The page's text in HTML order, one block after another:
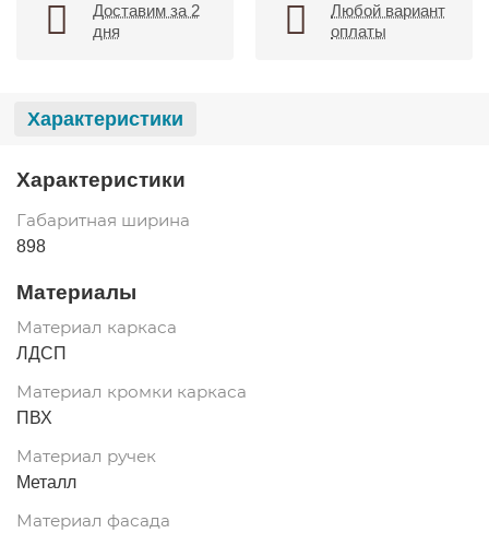
Доставим за 2
дня
Любой вариант
оплаты
Характеристики
Характеристики
Габаритная ширина
898
Материалы
Материал каркаса
ЛДСП
Материал кромки каркаса
ПВХ
Материал ручек
Металл
Материал фасада